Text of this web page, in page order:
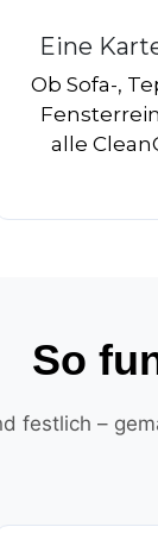
Eine
Ob Sofa-,
alle
So
festlich –